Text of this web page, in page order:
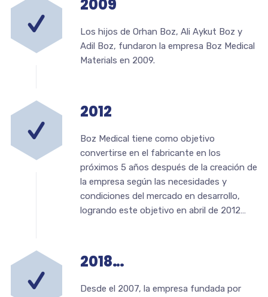
2009
Los hijos de Orhan Boz, Ali Aykut Boz y
Adil Boz, fundaron la empresa Boz Medical
Materials en 2009.
2012
Boz Medical tiene como objetivo
convertirse en el fabricante en los
próximos 5 años después de la creación de
la empresa según las necesidades y
condiciones del mercado en desarrollo,
logrando este objetivo en abril de 2012…
2018…
Desde el 2007, la empresa fundada por